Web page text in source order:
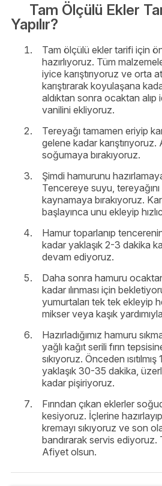
Tam Ölçülü Ekler
Yapılır?
Tam ölçülü ekler tarifi için
hazırlıyoruz. Tüm
iyice karıştırıyoruz ve orta
karıştırarak koyulaşana
aldıktan sonra ocaktan alıp
vanilini ekliyoruz.
Tereyağı tamamen eriyip
gelene kadar karıştırıyoruz.
soğumaya bırakıyoruz.
Şimdi hamurunu
Tencereye suyu, tereyağını
kaynamaya bırakıyoruz.
başlayınca unu ekleyip
Hamur toparlanıp
kadar yaklaşık 2-3 dakika
devam ediyoruz.
Daha sonra hamuru
kadar ılınması için
yumurtaları tek tek ekleyip
mikser veya kaşık
Hazırladığımız hamuru
yağlı kağıt serili fırın
sıkıyoruz. Önceden
yaklaşık 30-35 dakika,
kadar pişiriyoruz.
Fırından çıkan eklerler
kesiyoruz. İçlerine
kremayı sıkıyoruz ve son
bandırarak servis ediyoruz.
Afiyet olsun.